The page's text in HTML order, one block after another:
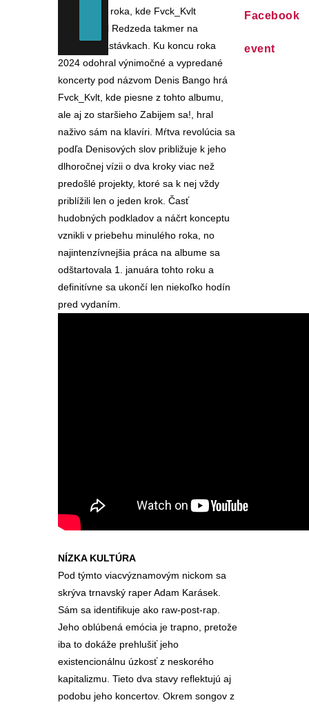
na začiatku roka, kde Fvck_Kvlt
supportoval Redzeda takmer na
všetkých zastávkach. Ku koncu roka
2024 odohral výnimočné a vypredané
koncerty pod názvom Denis Bango hrá
Fvck_Kvlt, kde piesne z tohto albumu,
ale aj zo staršieho Zabijem sa!, hral
naživo sám na klavíri. Mŕtva revolúcia sa
podľa Denisových slov približuje k jeho
dlhoročnej vízii o dva kroky viac než
predošlé projekty, ktoré sa k nej vždy
priblížili len o jeden krok. Časť
hudobných podkladov a náčrt konceptu
vznikli v priebehu minulého roka, no
najintenzívnejšia práca na albume sa
odštartovala 1. januára tohto roku a
definitívne sa ukončí len niekoľko hodín
pred vydaním.
NÍZKA KULTÚRA
Pod týmto viacvýznamovým nickom sa
skrýva trnavský raper Adam Karásek.
Sám sa identifikuje ako raw-post-rap.
Jeho oblúbená emócia je trapno, pretože
iba to dokáže prehlušiť jeho
existencionálnu úzkosť z neskorého
kapitalizmu. Tieto dva stavy reflektujú aj
podobu jeho koncertov. Okrem songov z
Facebook
event